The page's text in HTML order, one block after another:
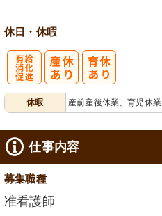
休日・休暇
休暇 産前産後休業、育児休業
仕事内容
募集職種
准看護師